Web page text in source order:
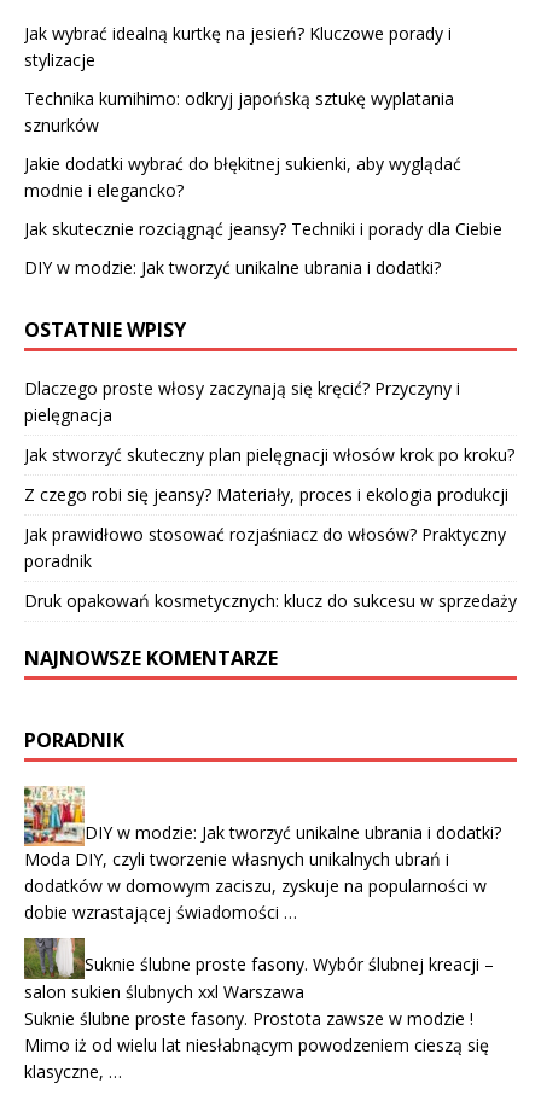
Jak wybrać idealną kurtkę na jesień? Kluczowe porady i
stylizacje
Technika kumihimo: odkryj japońską sztukę wyplatania
sznurków
Jakie dodatki wybrać do błękitnej sukienki, aby wyglądać
modnie i elegancko?
Jak skutecznie rozciągnąć jeansy? Techniki i porady dla Ciebie
DIY w modzie: Jak tworzyć unikalne ubrania i dodatki?
OSTATNIE WPISY
Dlaczego proste włosy zaczynają się kręcić? Przyczyny i
pielęgnacja
Jak stworzyć skuteczny plan pielęgnacji włosów krok po kroku?
Z czego robi się jeansy? Materiały, proces i ekologia produkcji
Jak prawidłowo stosować rozjaśniacz do włosów? Praktyczny
poradnik
Druk opakowań kosmetycznych: klucz do sukcesu w sprzedaży
NAJNOWSZE KOMENTARZE
PORADNIK
DIY w modzie: Jak tworzyć unikalne ubrania i dodatki?
Moda DIY, czyli tworzenie własnych unikalnych ubrań i
dodatków w domowym zaciszu, zyskuje na popularności w
dobie wzrastającej świadomości …
Suknie ślubne proste fasony. Wybór ślubnej kreacji –
salon sukien ślubnych xxl Warszawa
Suknie ślubne proste fasony. Prostota zawsze w modzie !
Mimo iż od wielu lat niesłabnącym powodzeniem cieszą się
klasyczne, …